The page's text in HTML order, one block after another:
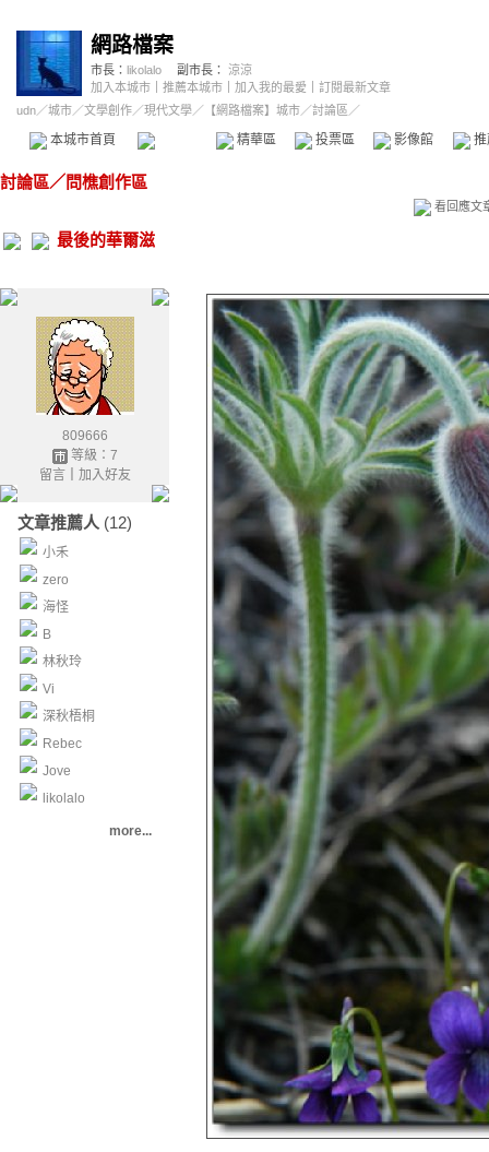
網路檔案
市長： likolalo 副市長：
涼涼
加入本城市
推薦本城市 加入我的最愛
訂閱最新文章
udn／城市／文學創作／現代文學／ 【網路檔案】城市／討論區／
本城市首頁 精華區 投票區 影像館
討論區／ 問樵創作區
看回應文
最後的華爾滋
809666
等級：7
留言｜ 加入好友
文章推薦人 (12)
小禾
zero
海怪
B
林秋玲
Vi
深秋梧桐
Rebec
Jove
likolalo
more...